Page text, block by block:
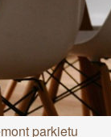
parkietu